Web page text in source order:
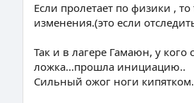
Если пролетает по физики ,
изменения.(это если
Так и в лагере Гамаюн, у
ложка...прошла инициацию..
Сильный ожог ноги